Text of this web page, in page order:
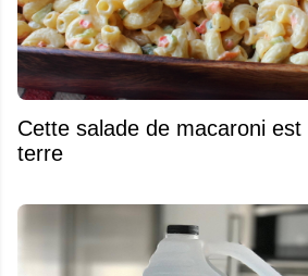
Cette salade de macaroni
terre